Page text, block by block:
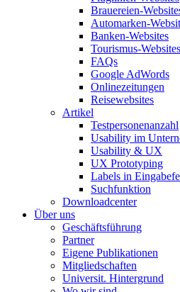
Brauereien-
Automarken-
Banken-Websites
Tourismus-Websites
FAQs
Google AdWords
Onlinezeitungen
Reisewebsites
Artikel
Testpersonenanzahl
Usability im
Usability & UX
UX Prototyping
Labels in
Suchfunktion
Downloadcenter
Über uns
Geschäftsführung
Partner
Eigene Publikationen
Mitgliedschaften
Universit. Hintergrund